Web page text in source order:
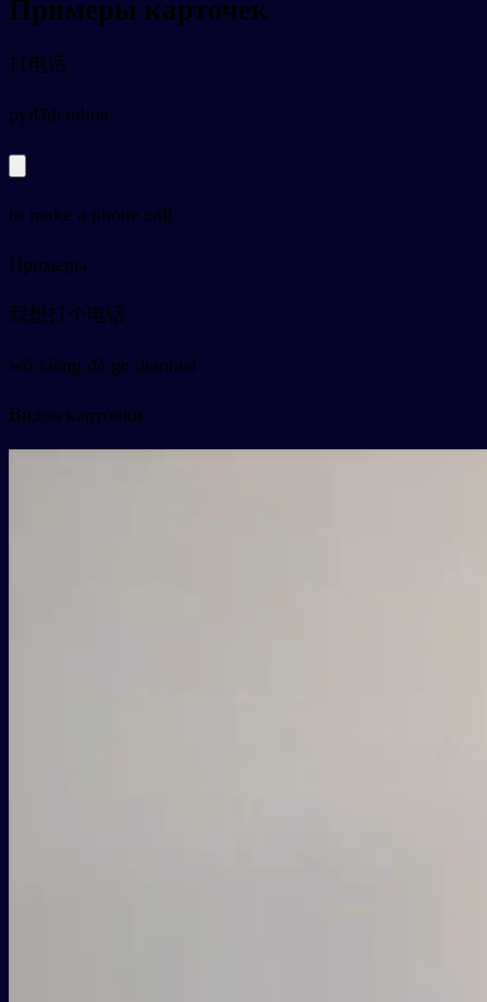
Примеры карточек
打电话
pydǎdiànhuà
to make a phone call
Примеры
我想打个电话
wǒ xiǎng dǎ gè diànhuà
Видео карточки